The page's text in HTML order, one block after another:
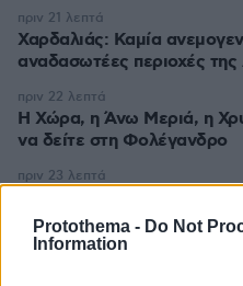
Protothema - Do Not
Information
Χαρδαλιάς: Καμία
αναδασωτέες περιοχές της
πριν 21 λεπτά
Η Χώρα, η Άνω Μεριά, η
να δείτε στη Φολέγανδρο
πριν 22 λεπτά
πράγματα που τους
τραγούδι
πριν 23 λεπτά